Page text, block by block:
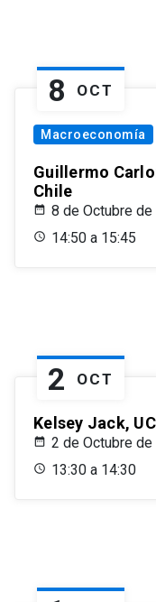
8 OCT
Macroeconomía
Guillermo
Chile
8 de Octubre
14:50 a 15:45
2 OCT
Kelsey Jack,
2 de Octubre
13:30 a 14:30